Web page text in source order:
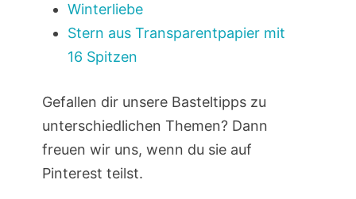
Winterliebe
Stern aus Transparentpapier mit
16 Spitzen
Gefallen dir unsere Basteltipps zu
unterschiedlichen Themen? Dann
freuen wir uns, wenn du sie auf
Pinterest teilst.